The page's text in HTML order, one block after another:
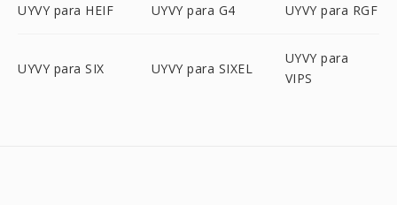
UYVY para HEIF UYVY para G4 UYVY para RGF
UYVY para SIX UYVY para SIXEL
UYVY para
VIPS